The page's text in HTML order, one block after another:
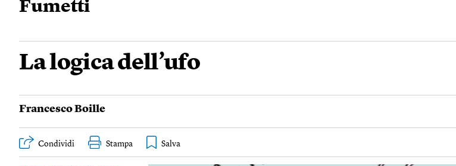
Fumetti
La logica dell’ufo
Francesco Boille
Condividi Stampa